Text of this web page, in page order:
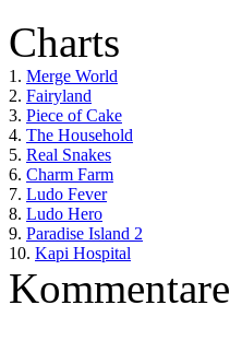
Charts
1. Merge World
2. Fairyland
3. Piece of Cake
4. The Household
5. Real Snakes
6. Charm Farm
7. Ludo Fever
8. Ludo Hero
9. Paradise Island 2
10. Kapi Hospital
Kommentare